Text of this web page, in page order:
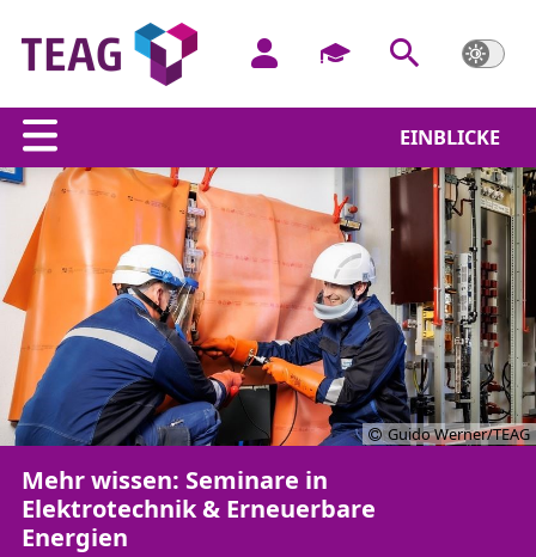
EINBLICKE
Guido Werner/TEAG
Mehr wissen: Seminare in
Elektrotechnik & Erneuerbare
Energien